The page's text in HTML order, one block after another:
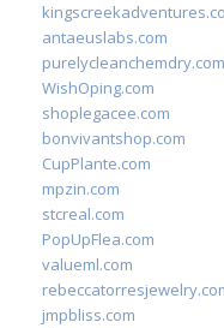
antaeuslabs.com
purelycleanchemdry.com
WishOping.com
shoplegacee.com
bonvivantshop.com
CupPlante.com
mpzin.com
stcreal.com
PopUpFlea.com
valueml.com
jmpbliss.com